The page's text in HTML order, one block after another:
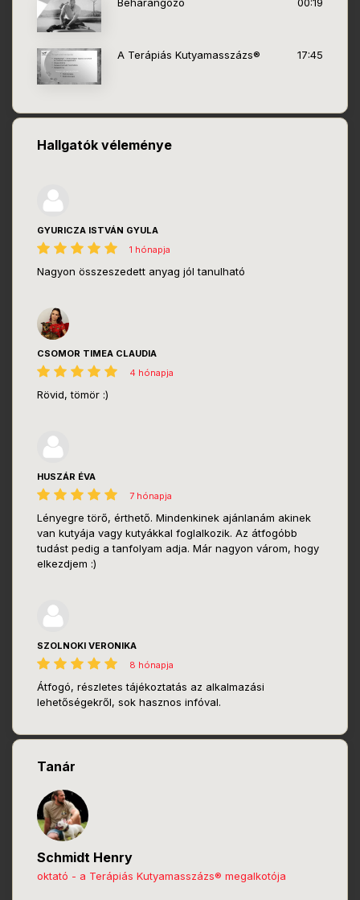
A Terápiás Kutyamasszázs® 17:45
Hallgatók véleménye
GYURICZA ISTVÁN GYULA
1 hónapja
Nagyon összeszedett anyag jól tanulható
CSOMOR TIMEA CLAUDIA
4 hónapja
Rövid, tömör :)
HUSZÁR ÉVA
7 hónapja
Lényegre törő, érthető. Mindenkinek ajánlanám akinek
van kutyája vagy kutyákkal foglalkozik. Az átfogóbb
tudást pedig a tanfolyam adja. Már nagyon várom, hogy
elkezdjem :)
SZOLNOKI VERONIKA
8 hónapja
Átfogó, részletes tájékoztatás az alkalmazási
lehetőségekről, sok hasznos infóval.
Tanár
Schmidt Henry
oktató - a Terápiás Kutyamasszázs® megalkotója